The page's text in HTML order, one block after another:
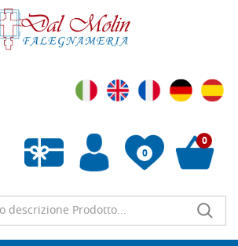
0
Wishlist vuota
0